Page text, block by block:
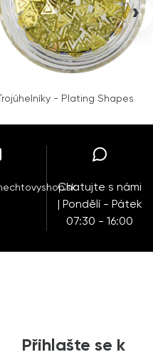
Trojúhelníky - Plating Shapes
›
Chatujte s námi
| Pondělí - Pátek
07:30 - 16:00
Přihlašte se k